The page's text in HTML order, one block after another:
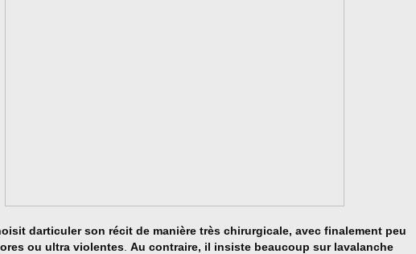
darticuler son récit de manière très chirurgicale, avec finalement peu
ou ultra violentes Au contraire, il insiste beaucoup sur lavalanche